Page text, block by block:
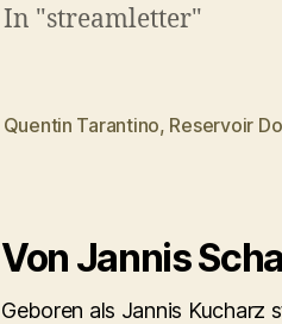
In "streamletter"
Quentin Tarantino, Reservoir
Von Jannis
Geboren als Jannis Kucharz